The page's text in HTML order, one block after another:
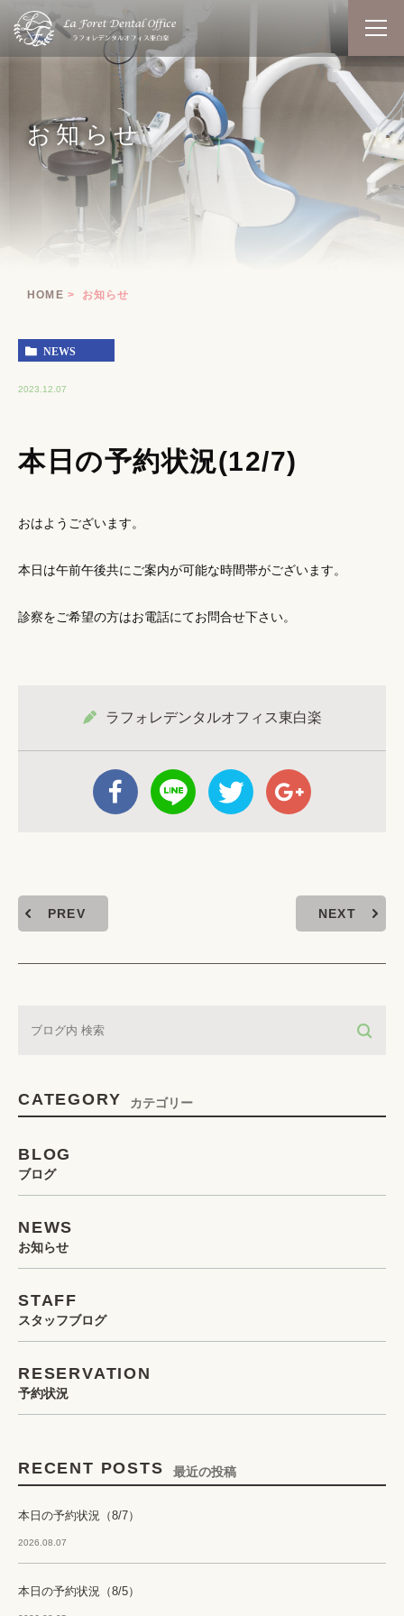
お知らせ
HOME お知らせ
NEWS
2023.12.07
本日の予約状況(12/7)
おはようございます。
本日は午前午後共にご案内が可能な時間帯がございます。
診察をご希望の方はお電話にてお問合せ下さい。
ラフォレデンタルオフィス東白楽
PREV NEXT
CATEGORY カテゴリー
BLOG
ブログ
NEWS
お知らせ
STAFF
スタッフブログ
RESERVATION
予約状況
RECENT POSTS 最近の投稿
本日の予約状況（8/7）
2026.08.07
本日の予約状況（8/5）